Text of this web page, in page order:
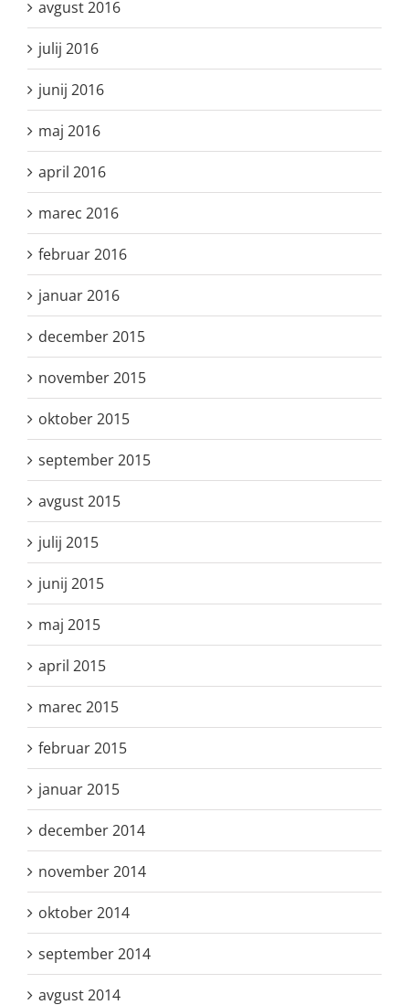
avgust 2016
julij 2016
junij 2016
maj 2016
april 2016
marec 2016
februar 2016
januar 2016
december 2015
november 2015
oktober 2015
september 2015
avgust 2015
julij 2015
junij 2015
maj 2015
april 2015
marec 2015
februar 2015
januar 2015
december 2014
november 2014
oktober 2014
september 2014
avgust 2014